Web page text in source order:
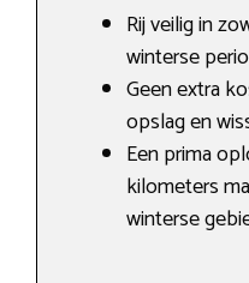
Rij veilig in
winterse
Geen extra
opslag en
Een prima
kilometers
winterse